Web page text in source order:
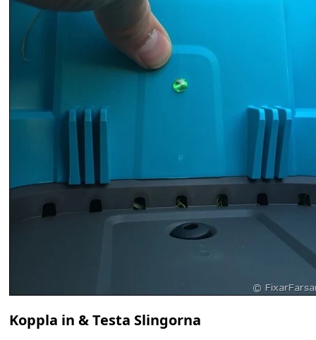
Koppla in & Testa Slingorna